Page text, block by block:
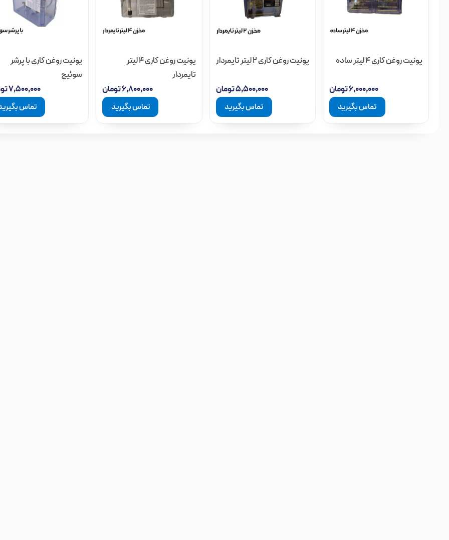
یونیت روغن کاری 4 لیتر ساده
۶,۰۰۰,۰۰۰تومان
تماس بگیرید
یونیت روغن کاری 2 لیتر تایمردار
۵,۵۰۰,۰۰۰تومان
تماس بگیرید
یونیت روغن کاری 4 لیتر
تایمردار
۶,۸۰۰,۰۰۰تومان
تماس بگیرید
یونیت روغن کاری با پرشر
سوئیچ
۷,۵۰۰,۰۰۰
تماس